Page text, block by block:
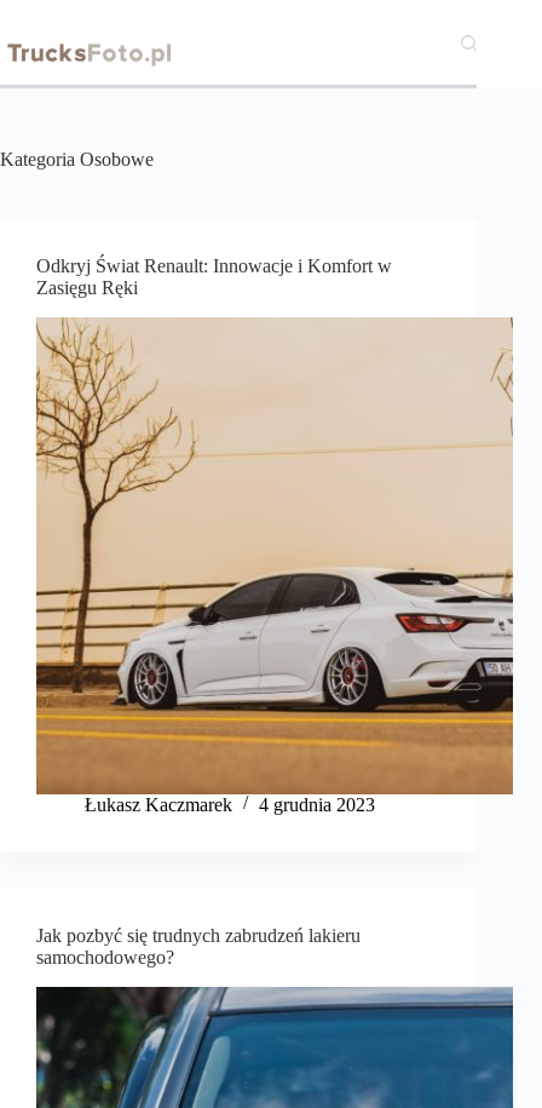
treści
Kategoria Osobowe
Odkryj Świat Renault: Innowacje i Komfort w
Zasięgu Ręki
Łukasz Kaczmarek 4 grudnia 2023
Jak pozbyć się trudnych zabrudzeń lakieru
samochodowego?